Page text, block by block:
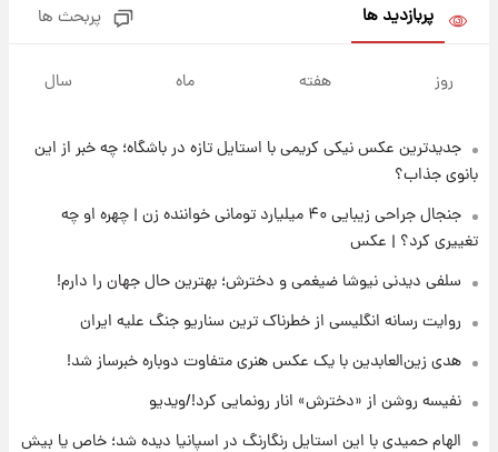
جزئیات
۱۴ ساعت پیش
آتش‌سوزی در لوناپارک شیراز؛ آخرین وضعیت
خزندگان خطرناک پس از حادثه
۱۹ ساعت پیش
خواستگار ۵۰ساله شاهدخت لئونور بازداشت شد
پربازدید ها پربحث ها
روز هفته ماه سال
جدیدترین عکس نیکی کریمی با استایل تازه در باشگاه؛ چه خبر از این
بانوی جذاب؟
جنجال جراحی زیبایی ۴۰ میلیارد تومانی خواننده زن | چهره او چه
تغییری کرد؟ | عکس
سلفی دیدنی نیوشا ضیغمی و دخترش؛ بهترین حال جهان را دارم!
روایت رسانه انگلیسی از خطرناک ترین سناریو جنگ علیه ایران
هدی زین‌العابدین با یک عکس هنری متفاوت دوباره خبرساز شد!
نفیسه روشن از «دخترش» انار رونمایی کرد!/ویدیو
الهام حمیدی با این استایل رنگارنگ در اسپانیا دیده شد؛ خاص یا بیش